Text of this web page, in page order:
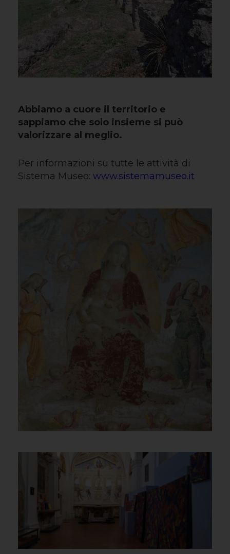
Abbiamo a cuore il territorio e
sappiamo che solo insieme si può
valorizzare al meglio.
Per informazioni su tutte le attività di
Sistema Museo:www.sistemamuseo.it